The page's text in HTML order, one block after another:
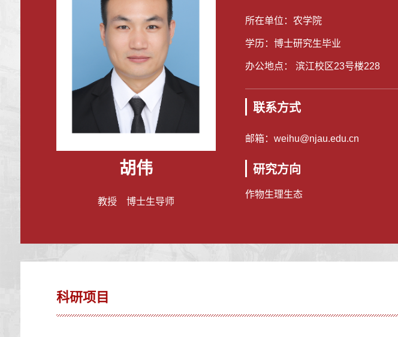
胡伟
教授 博士生导师
所在单位：农学院
学历：博士研究生毕业
办公地点： 滨江校区23号楼228
联系方式
邮箱： weihu@njau.edu.cn
研究方向
作物生理生态
科研项目